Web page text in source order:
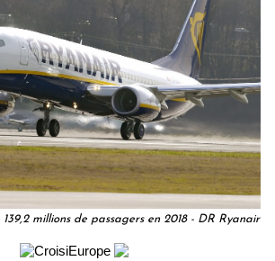
millions de passagers en 2018 - DR Ryanair